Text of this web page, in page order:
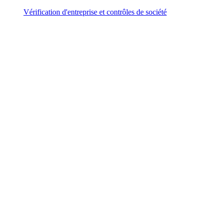
Vérification d'entreprise et contrôles de société